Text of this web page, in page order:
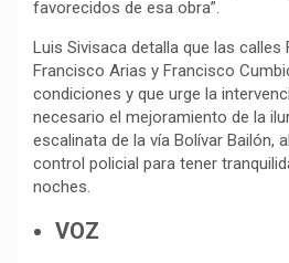
favorecidos de esa obra”.
Luis Sivisaca detalla que las calles
Francisco Arias y Francisco
condiciones y que urge la
necesario el mejoramiento de la
escalinata de la vía Bolívar Bailón,
control policial para tener
noches.
VOZ